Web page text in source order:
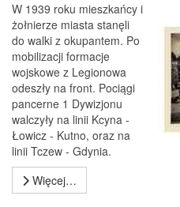
W 1939 roku mieszkańcy i
żołnierze miasta stanęli
do walki z okupantem. Po
mobilizacji formacje
wojskowe z Legionowa
odeszły na front. Pociągi
pancerne 1 Dywizjonu
walczyły na linii Kcyna -
Łowicz - Kutno, oraz na
linii Tczew - Gdynia.
Więcej…